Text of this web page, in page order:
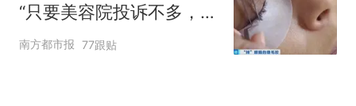
“只要美容院投诉不多，店
家就不会更换产品”
南方都市报 77跟贴